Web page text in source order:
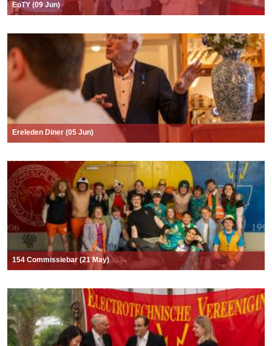
EoTY (09 Jun)
Ereleden Diner (05 Jun)
154 Commissiebar (21 May)